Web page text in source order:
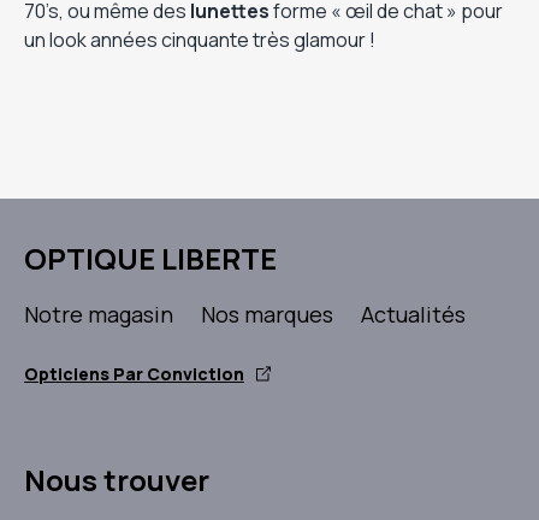
70’s, ou même des lunettesforme « œil de chat » pour
un look années cinquante très glamour !
OPTIQUE LIBERTE
Notre magasin Nos marques Actualités
Opticiens Par Conviction
Nous trouver